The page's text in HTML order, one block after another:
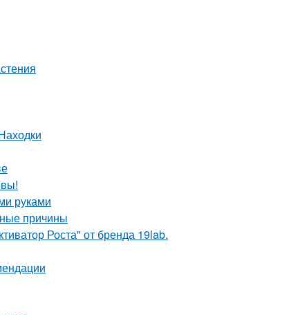
руками
причины
Роста" от бренда 19lab.